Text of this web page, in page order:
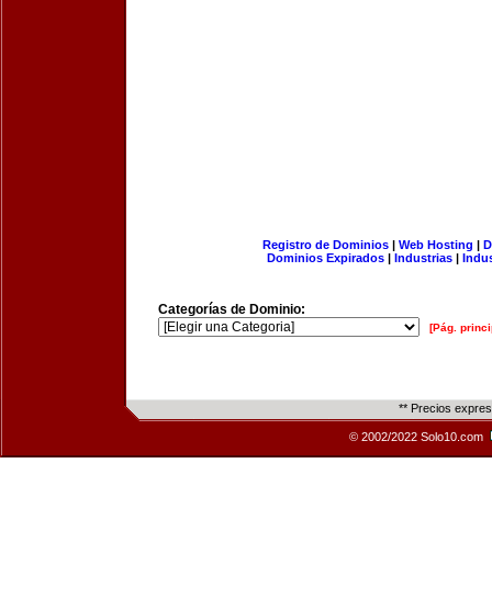
Registro de Dominios| Web Hosting |
Dominios Expirados | Industrias |
Categorías de Dominio:
[Pág.
** Precios
© 2002/2022 Solo10.com